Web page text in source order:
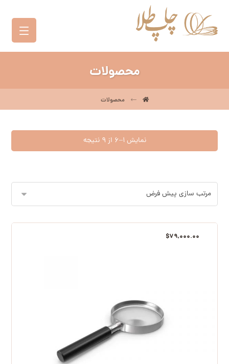
محصولات
محصولات
نمایش 1–6 از 9 نتیجه
$۷۹,۰۰۰.۰۰